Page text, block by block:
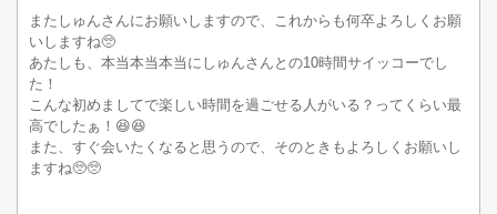
またしゅんさんにお願いしますので、これからも何卒よろしくお願
いしますね🥺
あたしも、本当本当本当にしゅんさんとの10時間サイッコーでし
た！
こんな初めましてで楽しい時間を過ごせる人がいる？ってくらい最
高でしたぁ！😆😆
また、すぐ会いたくなると思うので、そのときもよろしくお願いし
ますね🥺🥺